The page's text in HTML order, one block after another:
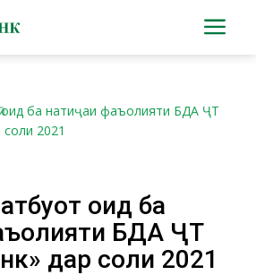
оид ба натиҷаи фаъолияти БДА ҶТ
2021
оид ба
БДА ҶТ
дар соли 2021